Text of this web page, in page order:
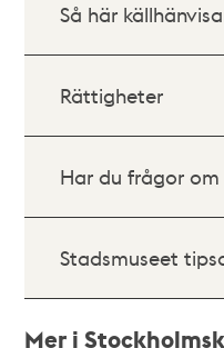
Så här
Rättigheter
Har du frågor
Stadsmuseet
Mer i